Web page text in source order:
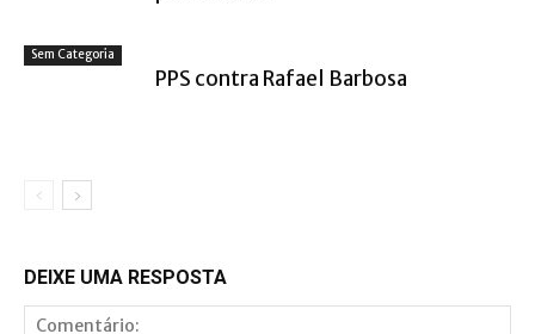
Sem Categoria
PPS contra Rafael Barbosa
DEIXE UMA RESPOSTA